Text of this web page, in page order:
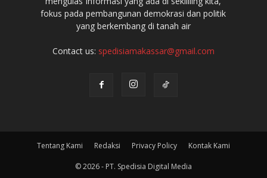
fokus pada pembangunan demokrasi dan politik
yang berkembang di tanah air
Contact us: spedisiamakassar@gmail.com
Tentang Kami Redaksi Privacy Policy Kontak Kami
© 2026 - PT. Spedisia Digital Media